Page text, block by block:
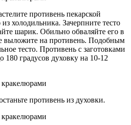
противень пекарской
холодильника. Зачерпните тесто
шарик. Обильно обваляйте его в
выложите на противень. Подобным
тесто. Противень с заготовками
180 градусов духовку на 10-12
противень из духовки.